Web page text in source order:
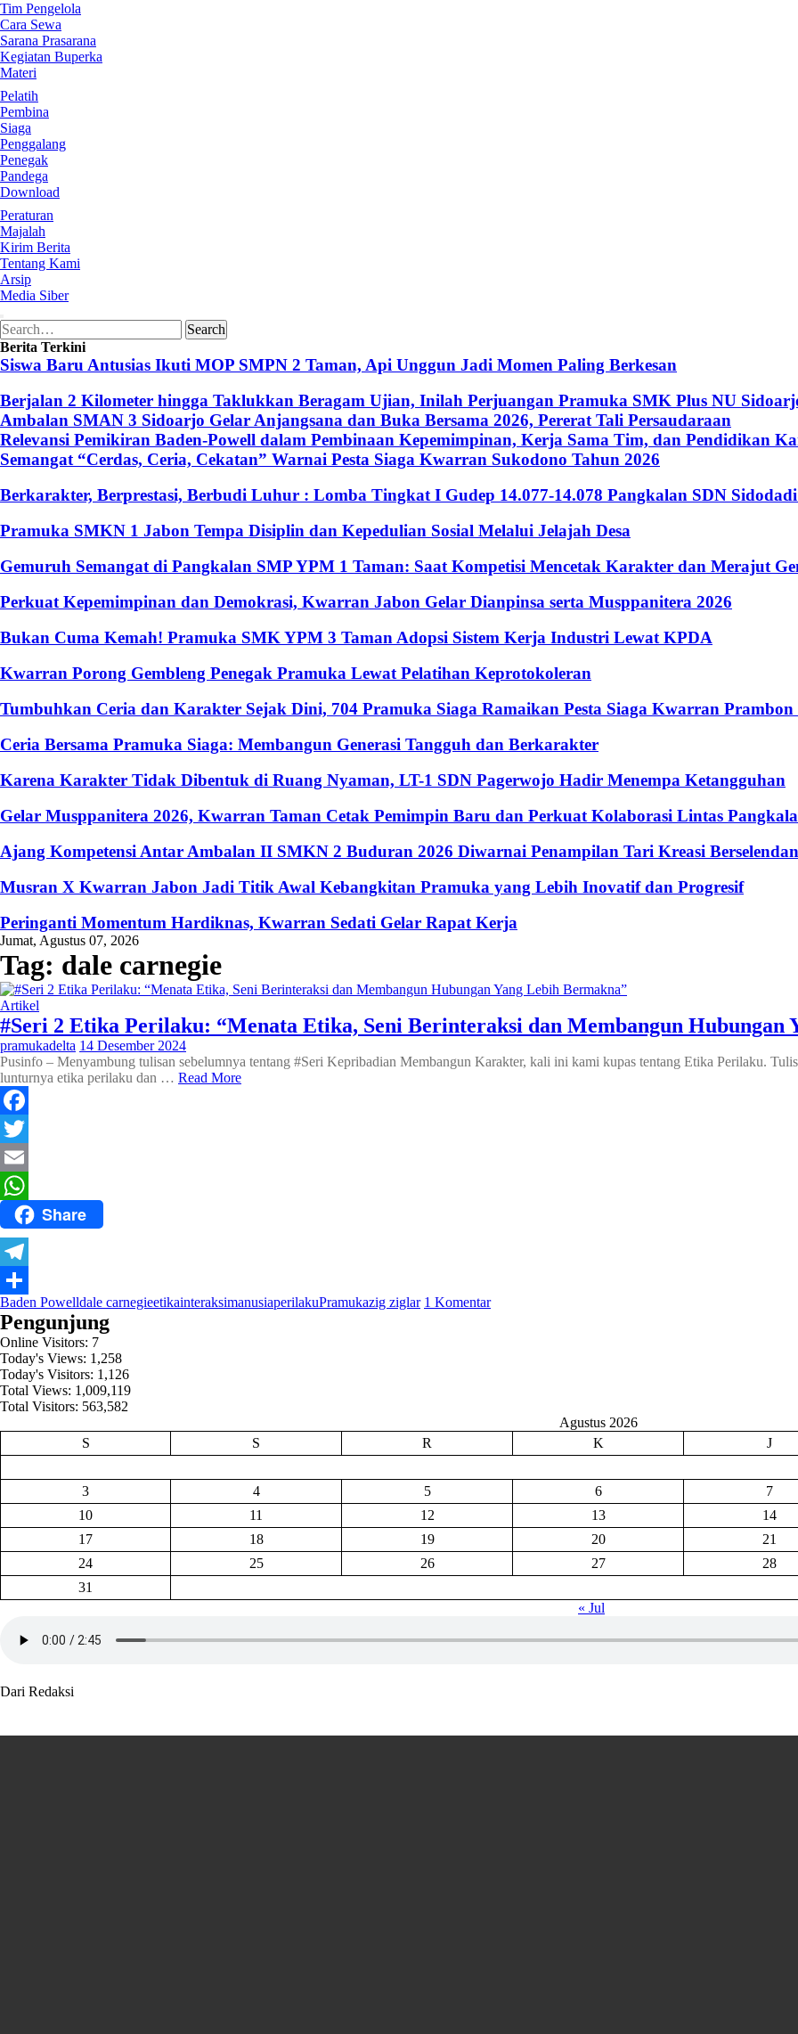
Tim Pengelola
Cara Sewa
Sarana Prasarana
Kegiatan Buperka
Materi
Pelatih
Pembina
Siaga
Penggalang
Penegak
Pandega
Download
Peraturan
Majalah
Kirim Berita
Tentang Kami
Arsip
Media Siber
Search
for:
Search
Berita Terkini
Siswa Baru Antusias Ikuti MOP SMPN 2 Taman, Api Unggun Jadi Momen Paling Berkesan
Berjalan 2 Kilometer hingga Taklukkan Beragam Ujian, Inilah Perjuangan Pramuka SMK Plus NU
Ambalan SMAN 3 Sidoarjo Gelar Anjangsana dan Buka Bersama 2026, Pererat Tali Persaudaraan
Relevansi Pemikiran Baden-Powell dalam Pembinaan Kepemimpinan, Kerja Sama Tim, dan Pendidikan
Semangat “Cerdas, Ceria, Cekatan” Warnai Pesta Siaga Kwarran Sukodono Tahun 2026
Berkarakter, Berprestasi, Berbudi Luhur : Lomba Tingkat I Gudep 14.077-14.078 Pangkalan SDN
Pramuka SMKN 1 Jabon Tempa Disiplin dan Kepedulian Sosial Melalui Jelajah Desa
Gemuruh Semangat di Pangkalan SMP YPM 1 Taman: Saat Kompetisi Mencetak Karakter dan Merajut
Perkuat Kepemimpinan dan Demokrasi, Kwarran Jabon Gelar Dianpinsa serta Musppanitera 2026
Bukan Cuma Kemah! Pramuka SMK YPM 3 Taman Adopsi Sistem Kerja Industri Lewat KPDA
Kwarran Porong Gembleng Penegak Pramuka Lewat Pelatihan Keprotokoleran
Tumbuhkan Ceria dan Karakter Sejak Dini, 704 Pramuka Siaga Ramaikan Pesta Siaga Kwarran Prambon
Ceria Bersama Pramuka Siaga: Membangun Generasi Tangguh dan Berkarakter
Karena Karakter Tidak Dibentuk di Ruang Nyaman, LT-1 SDN Pagerwojo Hadir Menempa Ketangguhan
Gelar Musppanitera 2026, Kwarran Taman Cetak Pemimpin Baru dan Perkuat Kolaborasi Lintas
Ajang Kompetensi Antar Ambalan II SMKN 2 Buduran 2026 Diwarnai Penampilan Tari Kreasi
Musran X Kwarran Jabon Jadi Titik Awal Kebangkitan Pramuka yang Lebih Inovatif dan Progresif
Peringanti Momentum Hardiknas, Kwarran Sedati Gelar Rapat Kerja
Jumat, Agustus 07, 2026
Tag: dale carnegie
Artikel
#Seri 2 Etika Perilaku: “Menata Etika, Seni Berinteraksi dan Membangun Hubungan
pramukadelta 14 Desember 2024
Pusinfo – Menyambung tulisan sebelumnya tentang #Seri Kepribadian Membangun Karakter, kali ini kami kupas tentang Etika Perilaku.
lunturnya etika perilaku dan … Read More
Facebook
Twitter
Email
WhatsAppShare
Telegram
Share
Baden Powelldale carnegieetikainteraksimanusiaperilakuPramukazig ziglar 1 Komentarpada
Berinteraksi
Hubungan
Bermakna”
Pengunjung
Online Visitors: 7
Today's Views: 1,258
Today's Visitors: 1,126
Total Views: 1,009,119
Total Visitors: 563,582
Agustus 2026
S
S R K J
3 4 5 6
7
10
11 12 13
14
17
18 19 20
21
24
25 26 27
28
31
« Jul
Dari Redaksi